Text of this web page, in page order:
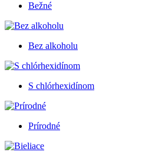
Bežné
Bez alkoholu
S chlórhexidínom
Prírodné